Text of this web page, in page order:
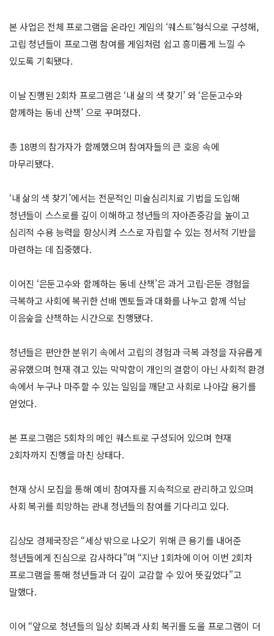
본 사업은 전체 프로그램을 온라인 게임의 ‘퀘스트’형식으로 구성해,
고립 청년들이 프로그램 참여를 게임처럼 쉽고 흥미롭게 느낄 수
있도록 기획됐다.
이날 진행된 2회차 프로그램은 ‘내 삶의 색 찾기’ 와 ‘은둔고수와
함께하는 동네 산책’ 으로 꾸며졌다.
총 18명의 참가자가 함께했으며 참여자들의 큰 호응 속에
마무리됐다.
‘내 삶의 색 찾기’에서는 전문적인 미술심리치료 기법을 도입해
청년들이 스스로를 깊이 이해하고 청년들의 자아존중감을 높이고
심리적 수용 능력을 향상시켜 스스로 자립할 수 있는 정서적 기반을
마련하는 데 집중했다.
이어진 ‘은둔고수와 함께하는 동네 산책’은 과거 고립·은둔 경험을
극복하고 사회에 복귀한 선배 멘토들과 대화를 나누고 함께 석남
이음숲을 산책하는 시간으로 진행됐다.
청년들은 편안한 분위기 속에서 고립의 경험과 극복 과정을 자유롭게
공유했으며 현재 겪고 있는 막막함이 개인의 결함이 아닌 사회적 환경
속에서 누구나 마주할 수 있는 일임을 깨닫고 사회로 나아갈 용기를
얻었다.
본 프로그램은 5회차의 메인 퀘스트로 구성되어 있으며 현재
2회차까지 진행을 마친 상태다.
현재 상시 모집을 통해 예비 참여자를 지속적으로 관리하고 있으며
사회 복귀를 희망하는 관내 청년들의 참여를 기다리고 있다.
김상모 경제국장은 “세상 밖으로 나오기 위해 큰 용기를 내어준
청년들에게 진심으로 감사하다”며 “지난 1회차에 이어 이번 2회차
프로그램을 통해 청년들과 더 깊이 교감할 수 있어 뜻깊었다”고
말했다.
이어 “앞으로 청년들의 일상 회복과 사회 복귀를 도울 프로그램이 더